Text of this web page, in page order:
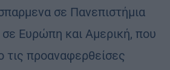
σε Πανεπιστήμια
σε Ευρώπη και Αμερική, που
τις προαναφερθείσες